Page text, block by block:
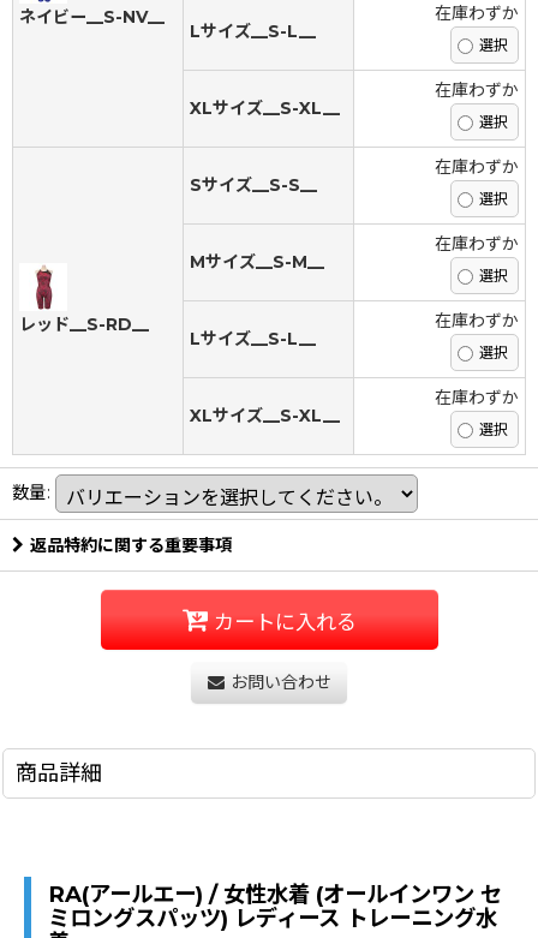
ネイビー__S-NV__
Lサイズ__S-L__
在庫わずか
XLサイズ__S-XL__
在庫わずか
レッド__S-RD__
Sサイズ__S-S__
在庫わずか
Mサイズ__S-M__
在庫わずか
Lサイズ__S-L__
在庫わずか
XLサイズ__S-XL__
在庫わずか
数量:
返品特約に関する重要事項
カートに入れる
お問い合わせ
商品詳細
RA(アールエー) / 女性水着 (オールインワン セ
ミロングスパッツ) レディース トレーニング水